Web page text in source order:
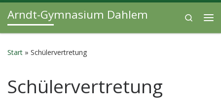
Zum Inhalt springen
Arndt-Gymnasium Dahlem
Search
Start » Schülervertretung
Schülervertretung